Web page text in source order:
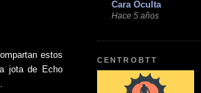
estos
jota de Echo
Cara Oculta
Hace 5 años
CENTROBTT